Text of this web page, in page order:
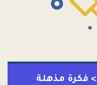
فكرة مذهلة